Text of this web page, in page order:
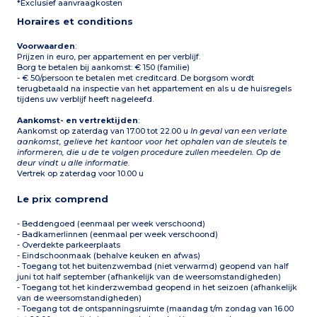
1 slaapkamer met 2
Badkamer en wc
tuinmeubelen
*Exclusief aanvraagkosten
Horaires et conditions
Voorwaarden:
Prijzen in euro, per appartement en per verblijf.
Borg te betalen bij aankomst: € 150 (familie)
- € 50/persoon te betalen met creditcard. De borgsom wordt
terugbetaald na inspectie van het appartement en als u de huisregels
tijdens uw verblijf heeft nageleefd.
Aankomst- en vertrektijden:
Aankomst op zaterdag van 17.00 tot 22.00 uIn geval van een verlate
aankomst, gelieve het kantoor voor het ophalen van de sleutels te
informeren, die u de te volgen procedure zullen meedelen. Op de
deur vindt u alle informatie.
Vertrek op zaterdag voor 10.00 u
Le prix comprend
- Beddengoed (eenmaal per week verschoond)
- Badkamerlinnen (eenmaal per week verschoond)
- Overdekte parkeerplaats
- Eindschoonmaak (behalve keuken en afwas)
- Toegang tot het buitenzwembad (niet verwarmd) geopend van half
juni tot half september (afhankelijk van de weersomstandigheden)
- Toegang tot het kinderzwembad geopend in het seizoen (afhankelijk
van de weersomstandigheden)
- Toegang tot de ontspanningsruimte (maandag t/m zondag van 16.00